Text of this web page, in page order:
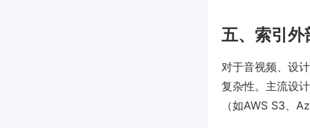
五、索引外
对于音视频、设
复杂性。主流设
（如AWS S3、